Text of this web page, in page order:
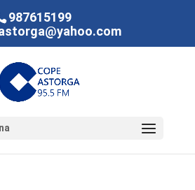
987615199